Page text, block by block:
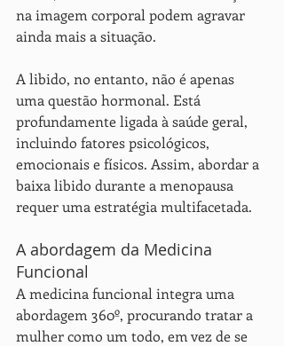
na imagem corporal podem agravar
ainda mais a situação.
A libido, no entanto, não é apenas
uma questão hormonal. Está
profundamente ligada à saúde geral,
incluindo fatores psicológicos,
emocionais e físicos. Assim, abordar a
baixa libido durante a menopausa
requer uma estratégia multifacetada.
A abordagem da Medicina
Funcional
A medicina funcional integra uma
abordagem 360º, procurando tratar a
mulher como um todo, em vez de se